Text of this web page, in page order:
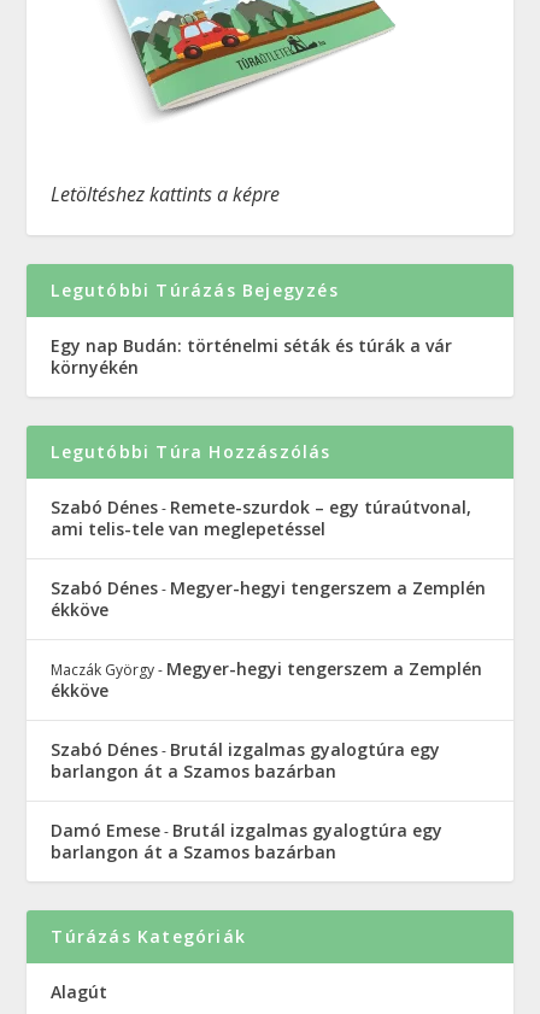
Letöltéshez kattints a képre
Legutóbbi Túrázás Bejegyzés
Egy nap Budán: történelmi séták és túrák a vár
környékén
Legutóbbi Túra Hozzászólás
Szabó Dénes- Remete-szurdok – egy túraútvonal,
ami telis-tele van meglepetéssel
Szabó Dénes- Megyer-hegyi tengerszem a Zemplén
ékköve
Maczák György- Megyer-hegyi tengerszem a Zemplén
ékköve
Szabó Dénes- Brutál izgalmas gyalogtúra egy
barlangon át a Szamos bazárban
Damó Emese- Brutál izgalmas gyalogtúra egy
barlangon át a Szamos bazárban
Túrázás Kategóriák
Alagút